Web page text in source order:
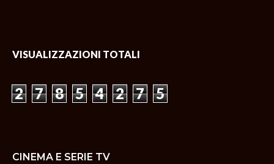
VISUALIZZAZIONI TOTALI
2 7 8 5 4 2 7 5
CINEMA E SERIE TV